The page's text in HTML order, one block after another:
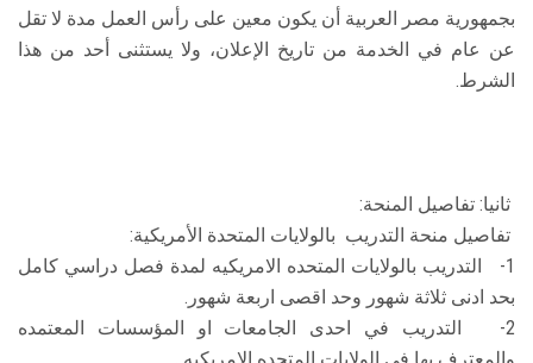
بجمهورية مصر العربية أن يكون معين على رأس العمل مدة لا تقل
عن عام في الخدمة من تاريخ الإعلان، ولا يستثنى أحد من هذا
الشرط.
ثانيا: تفاصيل المنحة:
تفاصيل منحة التدريب بالولايات المتحدة الأمريكية:
1- التدريب بالولايات المتحده الامريكيه لمدة فصل دراسي كامل
بحد ادنى ثلاثة شهور وحد اقصى اربعة شهور.
2- التدريب في احدى الجامعات او المؤسسات المعتمده